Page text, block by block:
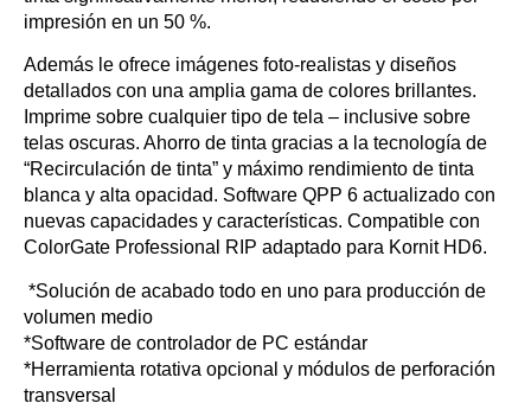
impresión en un 50 %.
Además le ofrece imágenes foto-realistas y diseños
detallados con una amplia gama de colores brillantes.
Imprime sobre cualquier tipo de tela – inclusive sobre
telas oscuras. Ahorro de tinta gracias a la tecnología de
“Recirculación de tinta” y máximo rendimiento de tinta
blanca y alta opacidad. Software QPP 6 actualizado con
nuevas capacidades y características. Compatible con
ColorGate Professional RIP adaptado para Kornit HD6.
*Solución de acabado todo en uno para producción de
volumen medio
*Software de controlador de PC estándar
*Herramienta rotativa opcional y módulos de perforación
transversal